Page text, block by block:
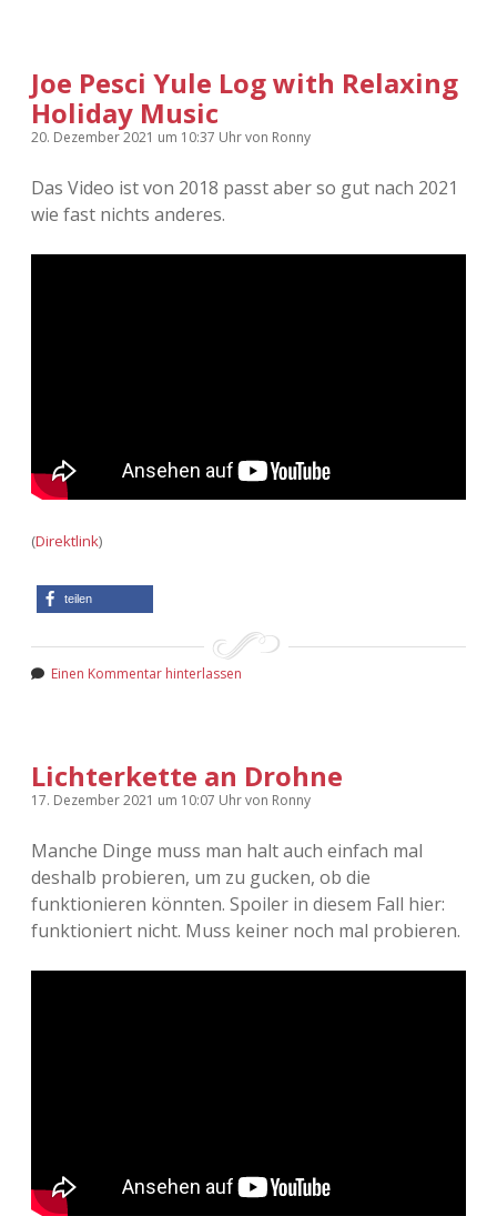
Joe Pesci Yule Log with Relaxing
Holiday Music
20. Dezember 2021 um 10:37 Uhrvon Ronny
Das Video ist von 2018 passt aber so gut nach 2021
wie fast nichts anderes.
(Direktlink)
teilen
Einen Kommentar hinterlassen
Lichterkette an Drohne
17. Dezember 2021 um 10:07 Uhrvon Ronny
Manche Dinge muss man halt auch einfach mal
deshalb probieren, um zu gucken, ob die
funktionieren könnten. Spoiler in diesem Fall hier:
funktioniert nicht. Muss keiner noch mal probieren.